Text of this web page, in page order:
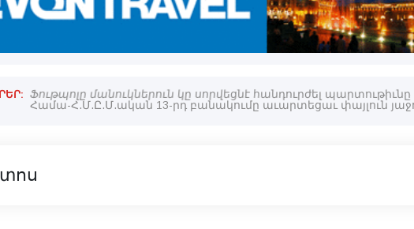
Ֆութպոլը մանուկներուն կը սորվեցնէ հանդուրժել պարտութիւնը